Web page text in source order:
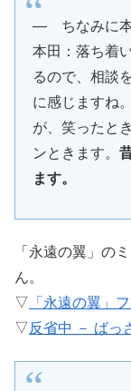
― ちなみに本
本田：落ち着
るので、相談
に感じますね
が、笑ったと
ンときます。
ます。
「永遠の翼」の
ん。
▽ 「永遠の翼」
▽反省中 － ばっ